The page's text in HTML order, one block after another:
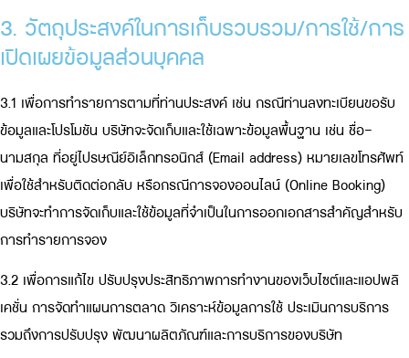
3. วัตถุประสงค์ในการเก็บรวบรวม/การใช้/การ
เปิดเผยข้อมูลส่วนบุคคล
3.1 เพื่อการทำรายการตามที่ท่านประสงค์ เช่น กรณีท่านลงทะเบียนขอรับ
ข้อมูลและโปรโมชัน บริษัทจะจัดเก็บและใช้เฉพาะข้อมูลพื้นฐาน เช่น ชื่อ-
นามสกุล ที่อยู่ไปรษณีย์อิเล็กทรอนิกส์ (Email address) หมายเลขโทรศัพท์
เพื่อใช้สำหรับติดต่อกลับ หรือกรณีการจองออนไลน์ (Online Booking)
บริษัทจะทำการจัดเก็บและใช้ข้อมูลที่จำเป็นในการออกเอกสารสำคัญสำหรับ
การทำรายการจอง
3.2 เพื่อการแก้ไข ปรับปรุงประสิทธิภาพการทำงานของเว็บไซต์และแอปพลิ
เคชั่น การจัดทำแผนการตลาด วิเคราะห์ข้อมูลการใช้ ประเมินการบริการ
รวมถึงการปรับปรุง พัฒนาผลิตภัณฑ์และการบริการของบริษัท